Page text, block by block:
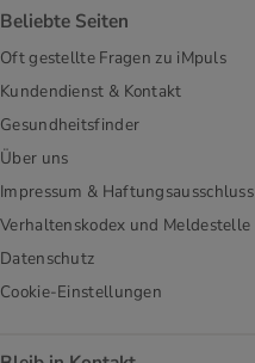
Beliebte Seiten
Oft gestellte Fragen zu iMpuls
Kundendienst & Kontakt
Gesundheitsfinder
Über uns
Impressum & Haftungsausschluss
Verhaltenskodex und Meldestelle
Datenschutz
Cookie-Einstellungen